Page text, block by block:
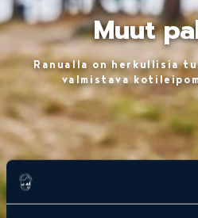
Muut
Ranualla on herkullisia
valmistava
TAKAISIN